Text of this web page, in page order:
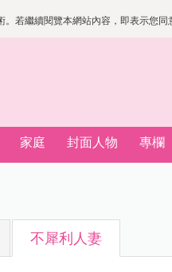
若繼續閱覽本網站內容，即表示您
家庭 封面人物 專欄
不犀利人妻